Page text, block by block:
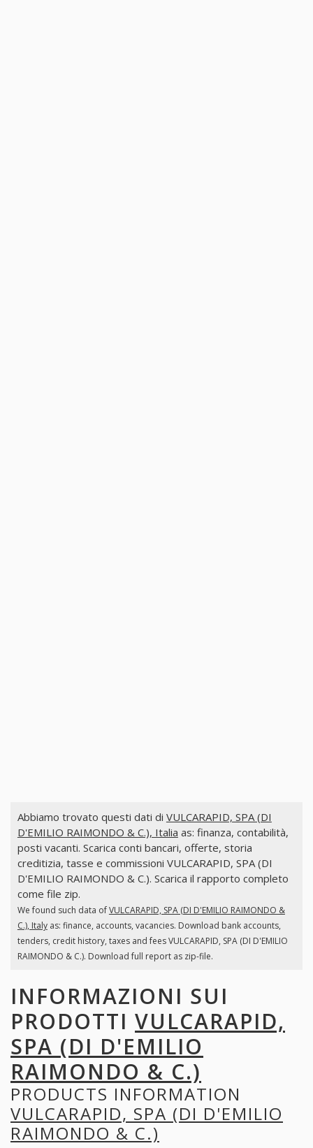
Abbiamo trovato questi dati di VULCARAPID, SPA (DI
D'EMILIO RAIMONDO & C.), Italia as: finanza, contabilità,
posti vacanti. Scarica conti bancari, offerte, storia
creditizia, tasse e commissioni VULCARAPID, SPA (DI
D'EMILIO RAIMONDO & C.). Scarica il rapporto completo
come file zip.
We found such data ofVULCARAPID, SPA (DI D'EMILIO RAIMONDO &
C.), Italyas: finance, accounts, vacancies. Download bank accounts,
tenders, credit history, taxes and fees VULCARAPID, SPA (DI D'EMILIO
RAIMONDO & C.). Download full report as zip-file.
INFORMAZIONI SUI
PRODOTTI VULCARAPID,
SPA (DI D'EMILIO
RAIMONDO & C.)
PRODUCTS INFORMATION
VULCARAPID, SPA (DI D'EMILIO
RAIMONDO & C.)